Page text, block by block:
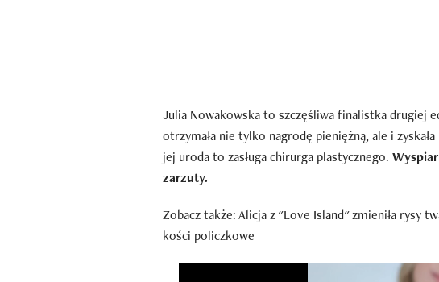
Julia Nowakowska to szczęśliwa finalistka drugiej
otrzymała nie tylko nagrodę pieniężną, ale i
jej uroda to zasługa chirurga plastycznego.
zarzuty.
Zobacz także: Alicja z "Love Island" zmieniła rysy
kości policzkowe